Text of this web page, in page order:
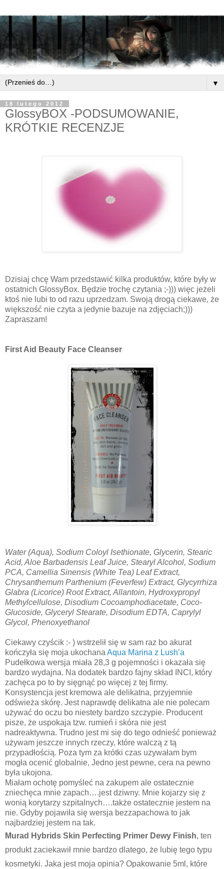
▼
18 lutego 2012
GlossyBOX -PODSUMOWANIE,
KRÓTKIE RECENZJE
Dzisiaj chcę Wam przedstawić kilka produktów, które były w
ostatnich GlossyBox. Będzie trochę czytania ;-))) więc jeżeli
ktoś nie lubi to od razu uprzedzam. Swoją drogą ciekawe, że
większość nie czyta a jedynie bazuje na zdjęciach;)))
Zapraszam!
First Aid Beauty Face Cleanser
Water (Aqua), Sodium Coloyl Isethionate, Glycerin, Stearic
Acid, Aloe Barbadensis Leaf Juice, Stearyl Alcohol, Sodium
PCA, Camellia Sinensis (White Tea) Leaf Extract,
Chrysanthemum Parthenium (Feverfew) Extract, Glycyrrhiza
Glabra (Licorice) Root Extract, Allantoin, Hydroxypropyl
Methylcellulose, Disodium Cocoamphodiacetate, Coco-
Glucoside, Glyceryl Stearate, Disodium EDTA, Caprylyl
Glycol, Phenoxyethanol
Ciekawy czyścik :- ) wstrzelił się w sam raz bo akurat
kończyła się moja ukochana Aqua Marina z Lush’a
Pudełkowa wersja miała 28,3 g pojemności i okazała się
bardzo wydajna. Na dodatek bardzo fajny skład INCI, który
zachęca po to by sięgnąć po więcej z tej firmy.
Konsystencja jest kremowa ale delikatna, przyjemnie
odświeża skórę. Jest naprawdę delikatna ale nie polecam
używać do oczu bo niestety bardzo szczypie. Producent
pisze, że uspokaja tzw. rumień i skóra nie jest
nadreaktywna. Trudno jest mi się do tego odnieść ponieważ
używam jeszcze innych rzeczy, które walczą z tą
przypadłością. Poza tym za krótki czas uzywałam bym
mogła ocenić globalnie, Jedno jest pewne, cera na pewno
była ukojona.
Miałam ochotę pomyśleć na zakupem ale ostatecznie
zniechęca mnie zapach….jest dziwny. Mnie kojarzy się z
wonią korytarzy szpitalnych….także ostatecznie jestem na
nie. Gdyby pojawiła się wersja bezzapachowa to jak
najbardziej jestem na tak.
Murad Hybrids Skin Perfecting Primer Dewy Finish, ten
produkt zaciekawił mnie bardzo dlatego, że lubię tego typu
kosmetyki. Jaka jest moja opinia? Opakowanie 5ml, które